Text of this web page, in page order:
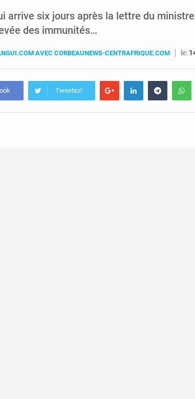
arrive six jours après la lettre du
des immunités…
AVEC CORBEAUNEWS-CENTRAFRIQUE.COM le:
Tweetez!